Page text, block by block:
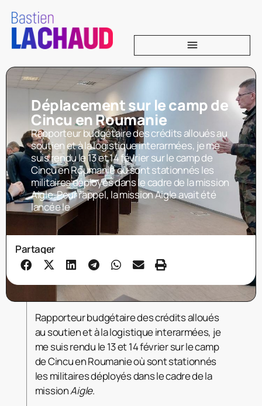
Déplacement sur le camp de
Cincu en Roumanie
Rapporteur budgétaire des crédits alloués au
soutien et à la logistique interarmées, je me
suis rendu le 13 et 14 février sur le camp de
Cincu en Roumanie où sont stationnés les
militaires déployés dans le cadre de la mission
Aigle. Pour rappel, la mission Aigle avait été
lancée le
Partager
Rapporteur budgétaire des crédits alloués
au soutien et à la logistique interarmées, je
me suis rendu le 13 et 14 février sur le camp
de Cincu en Roumanie où sont stationnés
les militaires déployés dans le cadre de la
missionAigle.